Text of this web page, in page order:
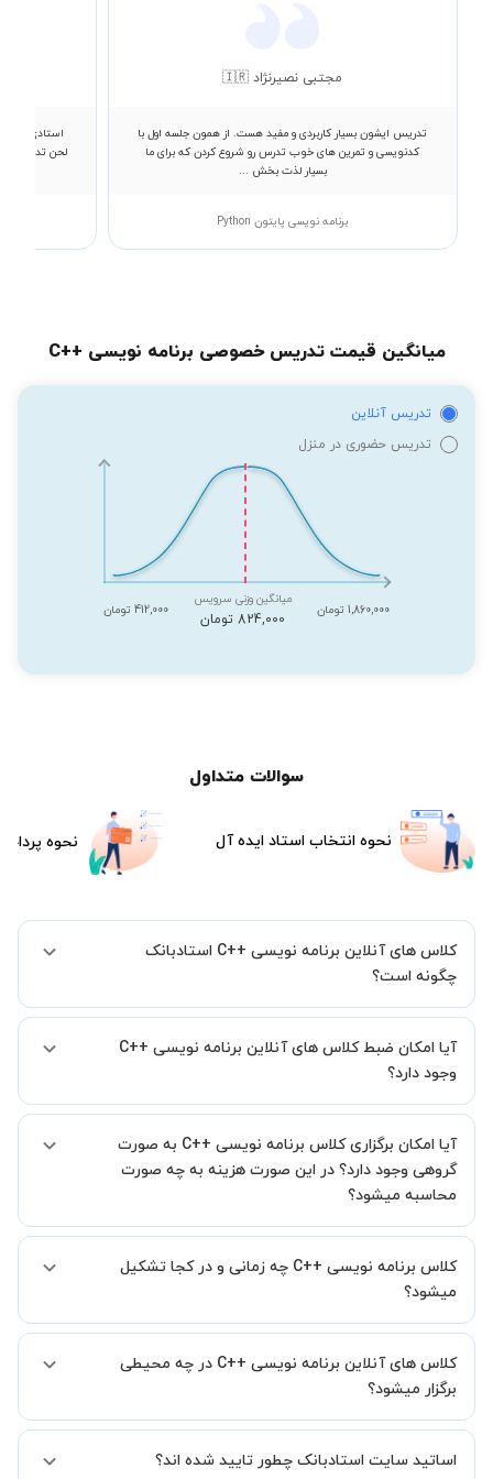
مجتبی نصیرنژاد 🇮🇷
تدریس ایشون بسیار کاربردی و مفید هست. از همون جلسه اول با
کدنویسی و تمرین های خوب تدرس رو شروع کردن که برای ما
بسیار لذت بخش ...
برنامه نویسی پایتون Python
استادی با بی
لحن تدریس
میانگین قیمت تدریس خصوصی برنامه نویسی ++C
تدریس آنلاین
تدریس حضوری در منزل
1,860,000 تومان
میانگین وزنی سرویس
824,000 تومان
412,000 تومان
سوالات متداول
نحوه انتخاب استاد ایده آل نحوه
کلاس های آنلاین برنامه نویسی ++C استادبانک
چگونه است؟
شما میدهیم که استاد شما پیش از جلسه تمامی موارد لازم برای برگزاری
یک کلاس آنلاین با کیفیت و مفید را به شما توضیح خواهند داد.
آیا امکان ضبط کلاس های آنلاین برنامه نویسی ++C
وجود دارد؟
کنید.
آیا امکان برگزاری کلاس برنامه نویسی ++C به صورت
گروهی وجود دارد؟ در این صورت هزینه به چه صورت
محاسبه میشود؟
صورتیکه مایل هستید کلاس ها را در کنار دوستان و یا آشنایان خود به
صورت گروهی برگزار کنید، این امکان وجود دارد. در این حالت، به ازای هر
اضافه خواهد شد.
کلاس برنامه نویسی ++C چه زمانی و در کجا تشکیل
میشود؟
استاد تعیین خواهد شد.
همچنین کلاس های خصوصی به طور کلی در منزل شاگرد برگزار میشود. در
کلاس در یک مکان عمومی مانند کتابخانه با استاد خود هماهنگی لازم را
انجام دهید.
کلاس های آنلاین برنامه نویسی ++C در چه محیطی
برگزار میشود؟
اساتید سایت استادبانک چطور تایید شده اند؟